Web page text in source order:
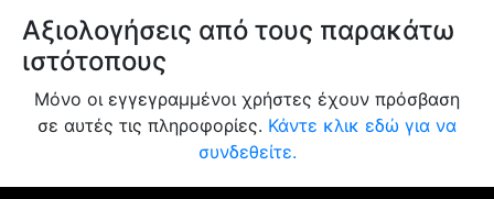
Αξιολογήσεις από τους παρακάτω
ιστότοπους
Μόνο οι εγγεγραμμένοι χρήστες έχουν πρόσβαση
σε αυτές τις πληροφορίες. Κάντε κλικ εδώ για να
συνδεθείτε.